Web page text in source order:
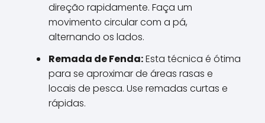
direção rapidamente. Faça um
movimento circular com a pá,
alternando os lados.
Remada de Fenda:Esta técnica é ótima
para se aproximar de áreas rasas e
locais de pesca. Use remadas curtas e
rápidas.